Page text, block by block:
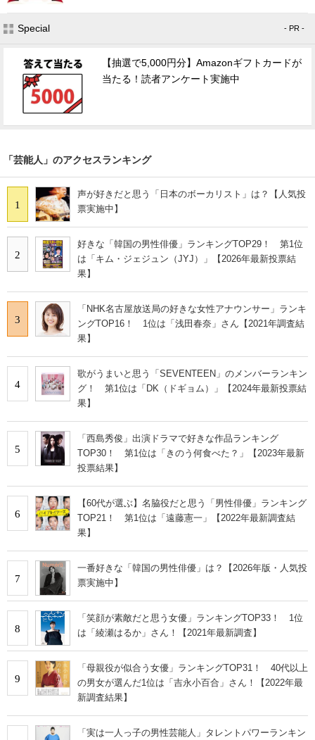
Special - PR -
【抽選で5,000円分】Amazonギフトカードが
当たる！読者アンケート実施中
「芸能人」のアクセスランキング
1
声が好きだと思う「日本のボーカリスト」は？【人気投
票実施中】
2
好きな「韓国の男性俳優」ランキングTOP29！ 第1位
は「キム・ジェジュン（JYJ）」【2026年最新投票結
果】
3
「NHK名古屋放送局の好きな女性アナウンサー」ランキ
ングTOP16！ 1位は「浅田春奈」さん【2021年調査結
果】
4
歌がうまいと思う「SEVENTEEN」のメンバーランキン
グ！ 第1位は「DK（ドギョム）」【2024年最新投票結
果】
5
「西島秀俊」出演ドラマで好きな作品ランキング
TOP30！ 第1位は「きのう何食べた？」【2023年最新
投票結果】
6
【60代が選ぶ】名脇役だと思う「男性俳優」ランキング
TOP21！ 第1位は「遠藤憲一」【2022年最新調査結
果】
7
一番好きな「韓国の男性俳優」は？【2026年版・人気投
票実施中】
8
「笑顔が素敵だと思う女優」ランキングTOP33！ 1位
は「綾瀬はるか」さん！【2021年最新調査】
9
「母親役が似合う女優」ランキングTOP31！ 40代以上
の男女が選んだ1位は「吉永小百合」さん！【2022年最
新調査結果】
「実は一人っ子の男性芸能人」タレントパワーランキン